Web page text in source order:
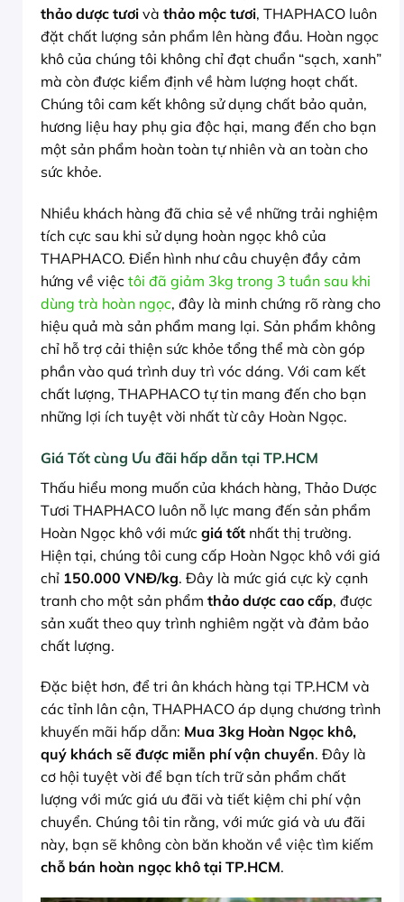
thảo dược tươi và thảo mộc tươi, THAPHACO luôn
đặt chất lượng sản phẩm lên hàng đầu. Hoàn ngọc
khô của chúng tôi không chỉ đạt chuẩn “sạch, xanh”
mà còn được kiểm định về hàm lượng hoạt chất.
Chúng tôi cam kết không sử dụng chất bảo quản,
hương liệu hay phụ gia độc hại, mang đến cho bạn
một sản phẩm hoàn toàn tự nhiên và an toàn cho
sức khỏe.
Nhiều khách hàng đã chia sẻ về những trải nghiệm
tích cực sau khi sử dụng hoàn ngọc khô của
THAPHACO. Điển hình như câu chuyện đầy cảm
hứng về việc tôi đã giảm 3kg trong 3 tuần sau khi
dùng trà hoàn ngọc, đây là minh chứng rõ ràng cho
hiệu quả mà sản phẩm mang lại. Sản phẩm không
chỉ hỗ trợ cải thiện sức khỏe tổng thể mà còn góp
phần vào quá trình duy trì vóc dáng. Với cam kết
chất lượng, THAPHACO tự tin mang đến cho bạn
những lợi ích tuyệt vời nhất từ cây Hoàn Ngọc.
Giá Tốt cùng Ưu đãi hấp dẫn tại TP.HCM
Thấu hiểu mong muốn của khách hàng, Thảo Dược
Tươi THAPHACO luôn nỗ lực mang đến sản phẩm
Hoàn Ngọc khô với mức giá tốt nhất thị trường.
Hiện tại, chúng tôi cung cấp Hoàn Ngọc khô với giá
chỉ 150.000 VNĐ/kg. Đây là mức giá cực kỳ cạnh
tranh cho một sản phẩm thảo dược cao cấp, được
sản xuất theo quy trình nghiêm ngặt và đảm bảo
chất lượng.
Đặc biệt hơn, để tri ân khách hàng tại TP.HCM và
các tỉnh lân cận, THAPHACO áp dụng chương trình
khuyến mãi hấp dẫn: Mua 3kg Hoàn Ngọc khô,
quý khách sẽ được miễn phí vận chuyển. Đây là
cơ hội tuyệt vời để bạn tích trữ sản phẩm chất
lượng với mức giá ưu đãi và tiết kiệm chi phí vận
chuyển. Chúng tôi tin rằng, với mức giá và ưu đãi
này, bạn sẽ không còn băn khoăn về việc tìm kiếm
chỗ bán hoàn ngọc khô tại TP.HCM.